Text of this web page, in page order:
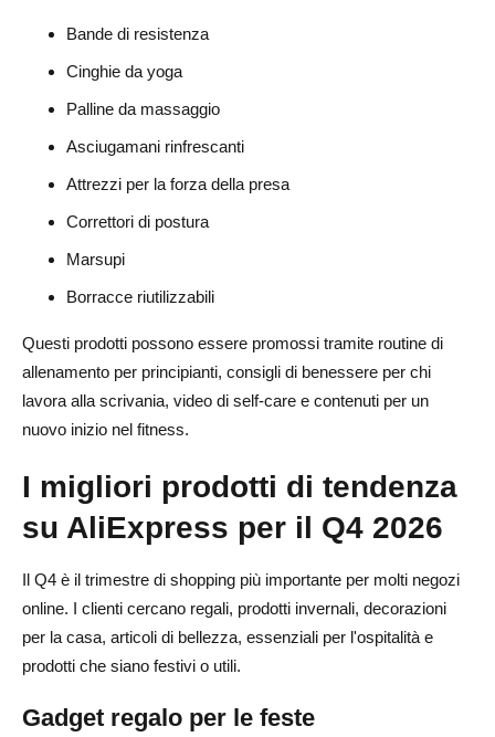
Bande di resistenza
Cinghie da yoga
Palline da massaggio
Asciugamani rinfrescanti
Attrezzi per la forza della presa
Correttori di postura
Marsupi
Borracce riutilizzabili
Questi prodotti possono essere promossi tramite routine di
allenamento per principianti, consigli di benessere per chi
lavora alla scrivania, video di self-care e contenuti per un
nuovo inizio nel fitness.
I migliori prodotti di tendenza
su AliExpress per il Q4 2026
Il Q4 è il trimestre di shopping più importante per molti negozi
online. I clienti cercano regali, prodotti invernali, decorazioni
per la casa, articoli di bellezza, essenziali per l'ospitalità e
prodotti che siano festivi o utili.
Gadget regalo per le feste